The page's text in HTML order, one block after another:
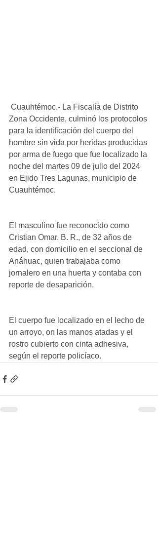
Cuauhtémoc.- La Fiscalía de Distrito
Zona Occidente, culminó los protocolos
para la identificación del cuerpo del
hombre sin vida por heridas producidas
por arma de fuego que fue localizado la
noche del martes 09 de julio del 2024
en Ejido Tres Lagunas, municipio de
Cuauhtémoc.
El masculino fue reconocido como
Cristian Omar. B. R., de 32 años de
edad, con domicilio en el seccional de
Anáhuac, quien trabajaba como
jornalero en una huerta y contaba con
reporte de desaparición.
El cuerpo fue localizado en el lecho de
un arroyo, on las manos atadas y el
rostro cubierto con cinta adhesiva,
según el reporte policíaco.